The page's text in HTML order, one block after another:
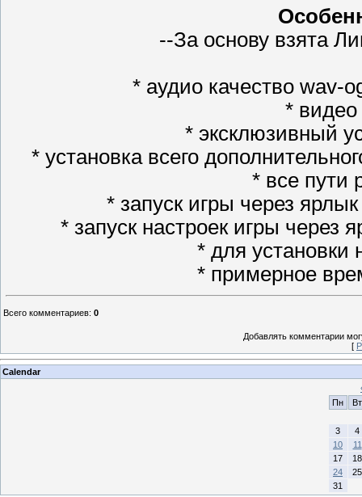
--За основу взята
* аудио качество wav-
* видео
* эксклюзивный
* установка всего
* все пути
* запуск игры через
* запуск настроек игры через
* для
* примерное
Всего комментариев: 0
Добавлять комментарии
[
Calendar
Пн
Вт
3
4
10
11
17
18
24
25
31